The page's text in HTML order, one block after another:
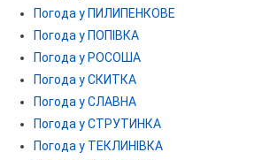
Погода у ПИЛИПЕНКОВЕ
Погода у ПОПІВКА
Погода у РОСОША
Погода у СКИТКА
Погода у СЛАВНА
Погода у СТРУТИНКА
Погода у ТЕКЛИНІВКА